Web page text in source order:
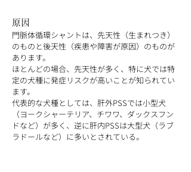
原因
門脈体循環シャントは、先天性（生まれつき）
のものと後天性（疾患や障害が原因）のものが
あります。
ほとんどの場合、先天性が多く、特に犬では特
定の犬種に発症リスクが高いことが知られてい
ます。
代表的な犬種としては、肝外PSSでは小型犬
（ヨークシャーテリア、チワワ、ダックスフン
ドなど）が多く、逆に肝内PSSは大型犬（ラブ
ラドールなど）に多いとされている。